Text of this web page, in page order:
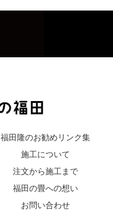
福田隆のお勧めリンク集
施工について
注文から施工まで
福田の畳への想い
お問い合わせ